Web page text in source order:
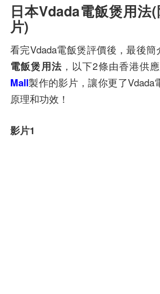
日本Vdada電飯煲用法
片)
看完Vdada電飯煲評價後，最後簡
電飯煲用法 ，以下2條由香港供
Mall製作的影片，讓你更了Vdada
原理和功效！
影片1